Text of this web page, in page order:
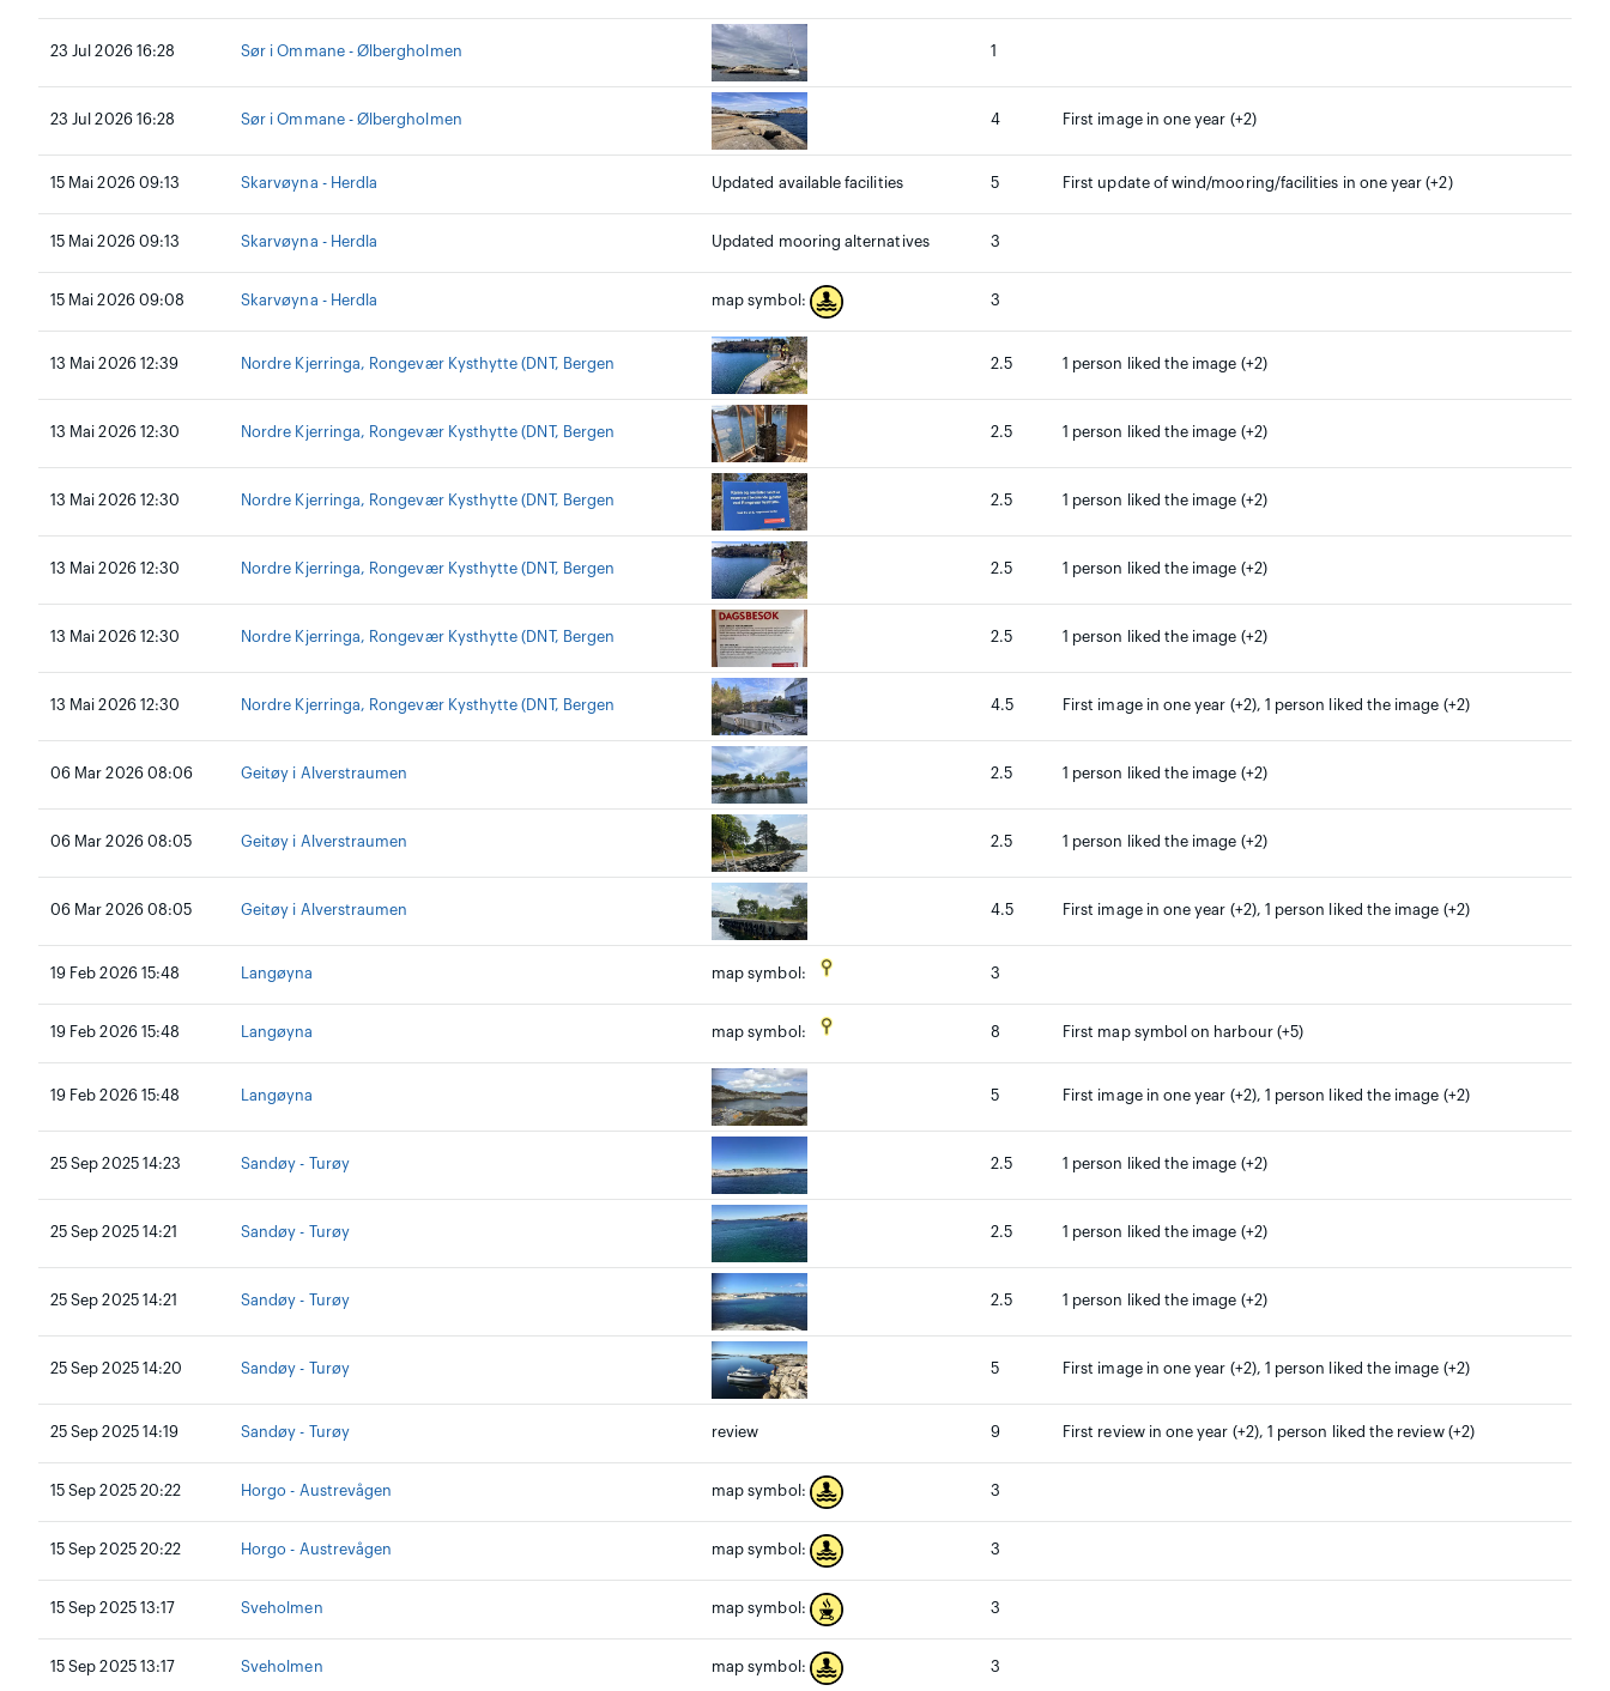
23 Jul 2026 16:28 Sør i Ommane - Ølbergholmen 1
23 Jul 2026 16:28 Sør i Ommane - Ølbergholmen 4 First image in one year (+2)
15 Mai 2026 09:13 Skarvøyna - Herdla Updated available facilities 5 First update of wind/mooring/facilities in one year (+2)
15 Mai 2026 09:13 Skarvøyna - Herdla Updated mooring alternatives 3
15 Mai 2026 09:08 Skarvøyna - Herdla map symbol: 3
13 Mai 2026 12:39 Nordre Kjerringa, Rongevær Kysthytte (DNT, Bergen 2.5 1 person liked the image (+2)
13 Mai 2026 12:30 Nordre Kjerringa, Rongevær Kysthytte (DNT, Bergen 2.5 1 person liked the image (+2)
13 Mai 2026 12:30 Nordre Kjerringa, Rongevær Kysthytte (DNT, Bergen 2.5 1 person liked the image (+2)
13 Mai 2026 12:30 Nordre Kjerringa, Rongevær Kysthytte (DNT, Bergen 2.5 1 person liked the image (+2)
13 Mai 2026 12:30 Nordre Kjerringa, Rongevær Kysthytte (DNT, Bergen 2.5 1 person liked the image (+2)
13 Mai 2026 12:30 Nordre Kjerringa, Rongevær Kysthytte (DNT, Bergen 4.5 First image in one year (+2), 1 person liked the image (+2)
06 Mar 2026 08:06 Geitøy i Alverstraumen 2.5 1 person liked the image (+2)
06 Mar 2026 08:05 Geitøy i Alverstraumen 2.5 1 person liked the image (+2)
06 Mar 2026 08:05 Geitøy i Alverstraumen 4.5 First image in one year (+2), 1 person liked the image (+2)
19 Feb 2026 15:48 Langøyna map symbol: 3
19 Feb 2026 15:48 Langøyna map symbol: 8 First map symbol on harbour (+5)
19 Feb 2026 15:48 Langøyna 5 First image in one year (+2), 1 person liked the image (+2)
25 Sep 2025 14:23 Sandøy - Turøy 2.5 1 person liked the image (+2)
25 Sep 2025 14:21 Sandøy - Turøy 2.5 1 person liked the image (+2)
25 Sep 2025 14:21 Sandøy - Turøy 2.5 1 person liked the image (+2)
25 Sep 2025 14:20 Sandøy - Turøy 5 First image in one year (+2), 1 person liked the image (+2)
25 Sep 2025 14:19 Sandøy - Turøy review 9 First review in one year (+2), 1 person liked the review (+2)
15 Sep 2025 20:22 Horgo - Austrevågen map symbol: 3
15 Sep 2025 20:22 Horgo - Austrevågen map symbol: 3
15 Sep 2025 13:17 Sveholmen map symbol: 3
15 Sep 2025 13:17 Sveholmen map symbol: 3